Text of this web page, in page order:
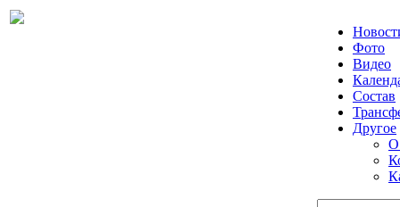
Фото
Видео
Состав
Другое
О